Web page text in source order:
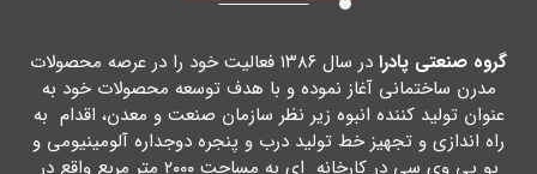
گروه صنعتی پادرا
در سال ۱۳۸۶ فعالیت خود را در عرصه محصولات
مدرن ساختمانی آغاز نموده و با هدف توسعه محصولات خود به
عنوان تولید کننده انبوه زیر نظر سازمان صنعت و معدن، اقدام به
راه اندازي و تجهیز خط تولید درب و پنجره دوجداره آلومینیومی و
یو پی وي سی در کارخانه اي به مساحت ۲۰۰۰ متر مربع واقع در